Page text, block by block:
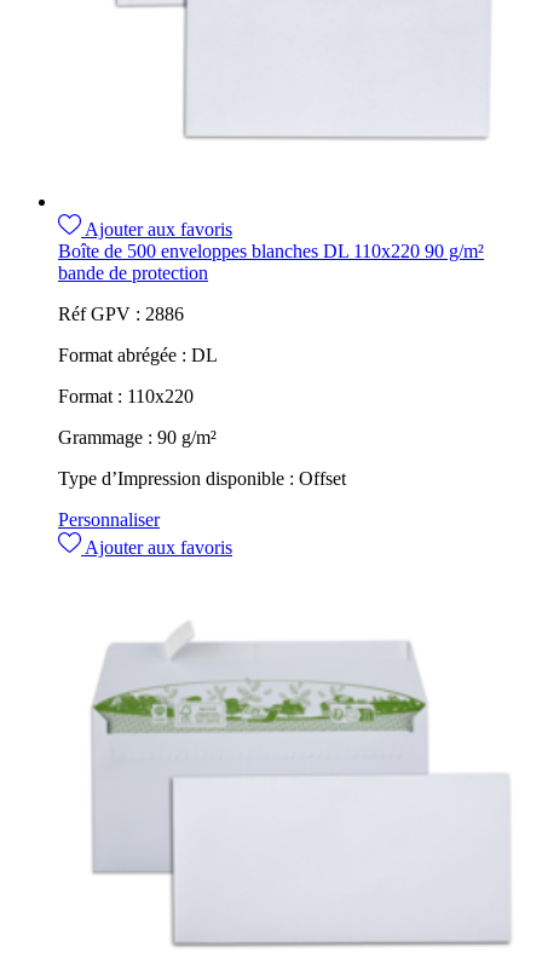
Ajouter aux favoris
Boîte de 500 enveloppes blanches DL 110x220 90 g/m²
bande de protection
Réf GPV : 2886
Format abrégée : DL
Format : 110x220
Grammage : 90 g/m²
Type d’Impression disponible : Offset
Personnaliser
Ajouter aux favoris